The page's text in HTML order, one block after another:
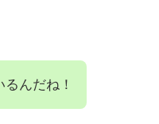
んだね！